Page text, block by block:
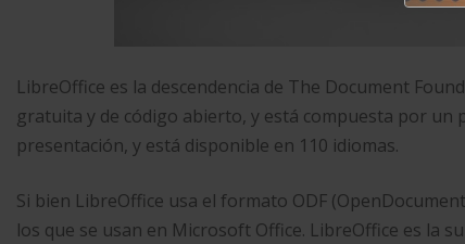
LibreOffice es la descendencia de The Document
gratuita y de código abierto, y está compuesta por un
presentación, y está disponible en 110 idiomas.
Si bien LibreOffice usa el formato ODF
los que se usan en Microsoft Office. LibreOffice es la